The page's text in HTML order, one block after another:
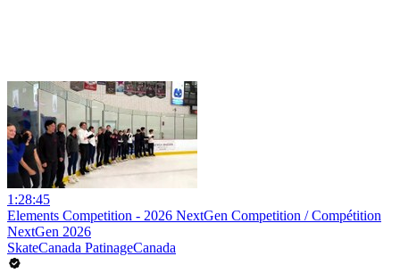
1:28:45
Elements Competition - 2026 NextGen Competition / Compétition
NextGen 2026
SkateCanada PatinageCanada